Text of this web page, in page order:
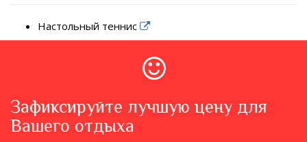
Настольный теннис
Зафиксируйте лучшую цену для
Вашего отдыха